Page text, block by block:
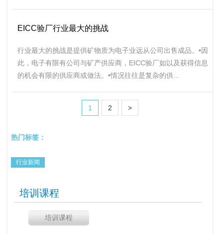
EICC验厂行业最大的挑战
行业最大的挑战是提供矿物质为电子业远从公司出售成品。•因
此，电子有限有公司与矿产供应商，EICC验厂如以及获得信息
的机会有限的供应商或做法。•情况往往是复杂的供...
1 2 >
热门标签：
行业新闻
培训课程
培训课程